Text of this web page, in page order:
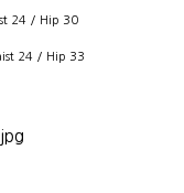
24 / Hip 30
24 / Hip 33